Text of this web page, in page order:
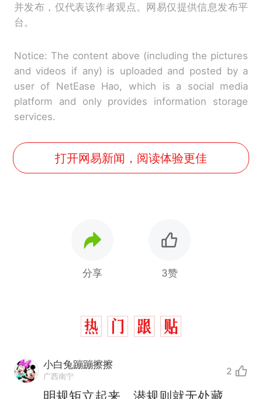
并发布，仅代表该作者观点。网易仅提供信息发布平
台。
Notice: The content above (including the pictures
and videos if any) is uploaded and posted by a
user of NetEase Hao, which is a social media
platform and only provides information storage
services.
打开网易新闻，阅读体验更佳
分享 3赞
小白兔蹦蹦擦擦
广西南宁 2